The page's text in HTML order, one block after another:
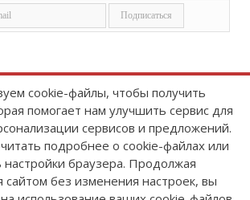
Copyright © 2008-2026FinanceTimes
Зарегистрировано в Роскомнадзоре
Свидетельство о регистрации СМИ:
Эл № ФС77-86300 от 10 ноября 2023 г
cookie-файлы, чтобы получить
помогает нам улучшить сервис для
сервисов и предложений.
подробнее о cookie-файлах или
браузера. Продолжая
сайтом без изменения настроек, вы